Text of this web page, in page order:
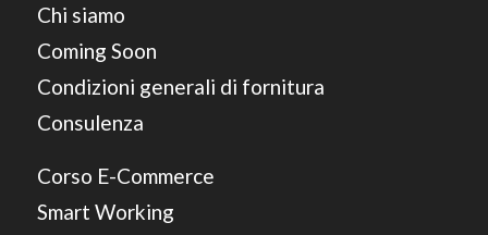
Chi siamo
Coming Soon
Condizioni generali di fornitura
Consulenza
Corso E-Commerce
Smart Working